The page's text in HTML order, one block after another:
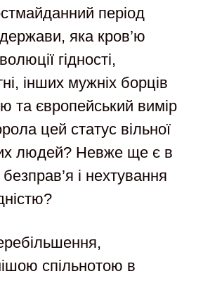
період
яка кров’ю
гідності,
інших мужніх борців
та європейський вимір
цей статус вільної
людей? Невже ще є в
і нехтування
спільнотою в